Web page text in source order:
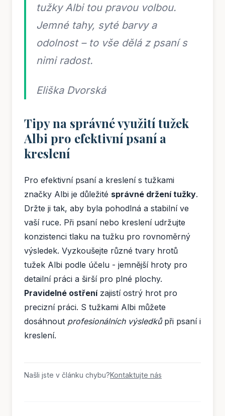
tužky Albi tou pravou volbou.
Jemné tahy, syté barvy a
odolnost – to vše dělá z psaní s
nimi radost.
Eliška Dvorská
Tipy na správné využití tužek
Albi pro efektivní psaní a
kreslení
Pro efektivní psaní a kreslení s tužkami
značky Albi je důležité správné držení tužky.
Držte ji tak, aby byla pohodlná a stabilní ve
vaší ruce. Při psaní nebo kreslení udržujte
konzistenci tlaku na tužku pro rovnoměrný
výsledek. Vyzkoušejte různé tvary hrotů
tužek Albi podle účelu - jemnější hroty pro
detailní práci a širší pro plné plochy.
Pravidelné ostřenízajistí ostrý hrot pro
precizní práci. S tužkami Albi můžete
dosáhnout profesionálních výsledkůpři psaní i
kreslení.
Našli jste v článku chybu?Kontaktujte nás